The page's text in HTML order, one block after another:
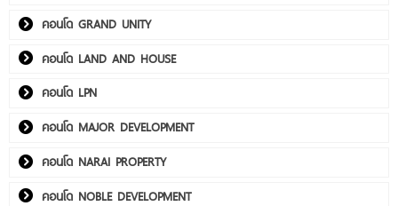
คอนโด GRAND UNITY
คอนโด LAND AND HOUSE
คอนโด LPN
คอนโด MAJOR DEVELOPMENT
คอนโด NARAI PROPERTY
คอนโด NOBLE DEVELOPMENT